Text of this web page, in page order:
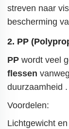
streven naar
bescherming
2. PP
PP wordt veel
flessen
duurzaamheid .
Voordelen:
Lichtgewicht